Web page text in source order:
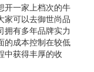
开一家上档次的牛
家可以去御世尚品
拥有多年品牌实力
的成本控制在较低
中获得丰厚的收